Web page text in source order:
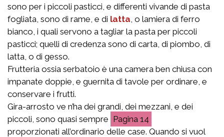
sono per i piccoli pasticci, e differenti vivande di pasta
fogliata, sono di rame, e di latta , o lamiera di ferro
bianco, i quali servono a tagliar la pasta per piccoli
pasticci; quelli di credenza sono di carta, di piombo, di
latta, o di gesso.
Frutteria ossia serbatoio è una camera ben chiusa con
impanate doppie, e guernita di tavole per ordinare, e
conservare i frutti.
Gira-arrosto ve n’ha dei grandi, dei mezzani, e dei
piccoli, sono quasi sempre
14
proporzionati all’ordinario delle case. Quando si vuol